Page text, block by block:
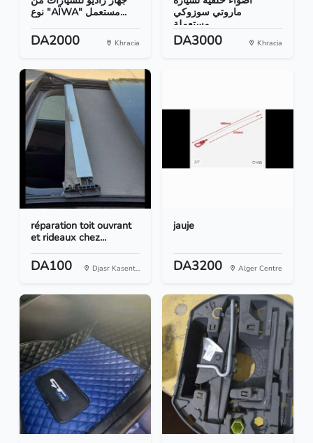
نوع "AÏWA" مستعمل...
DA2000 Khracia
ماروتي سوزوكي
DA3000 Khracia
réparation toit ouvrant
et rideaux chez...
DA100 Djasr Kasent...
jauje
DA3200 Alger Centre